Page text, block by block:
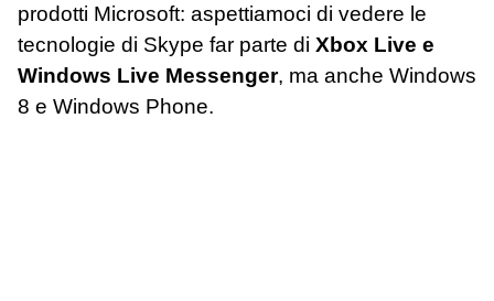
prodotti Microsoft: aspettiamoci di vedere le
tecnologie di Skype far parte di Xbox Live e
Windows Live Messenger, ma anche Windows
8 e Windows Phone.